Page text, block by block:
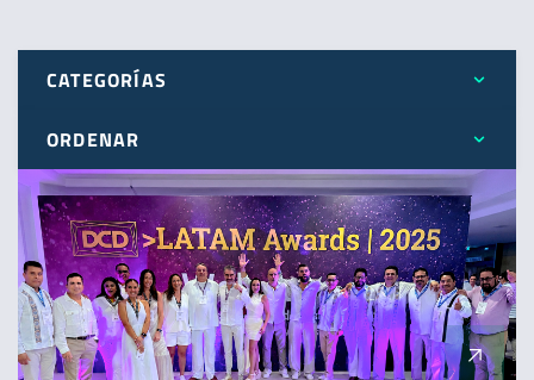
CATEGORÍAS
Todos
Expansión
Novedades
Premios
ORDENAR
Más reciente
Menos reciente
A - Z